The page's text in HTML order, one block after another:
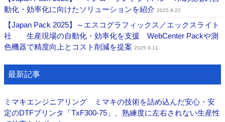
動化・効率化に向けたソリューションを紹介 2025.9.22
【Japan Pack 2025】～エスコグラフィックス／エックスライト
社 生産現場の自動化・効率化を支援 WebCenter Packや測
色機器で精度向上とコスト削減を提案 2025.9.11
最新記事
ミマキエンジニアリング ミマキの技術を詰め込んだ安心・安
定のDTFプリンタ「TxF300-75」、熟練度に左右されない生産性